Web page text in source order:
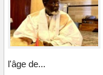
l'âge de...